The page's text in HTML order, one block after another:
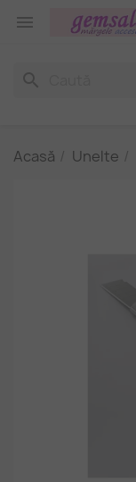

search
Acasă Unelte